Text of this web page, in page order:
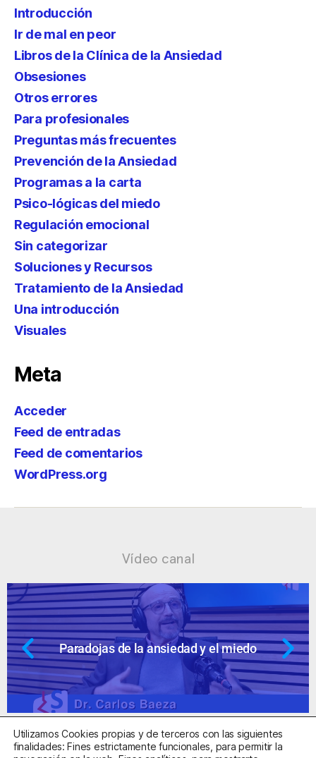
Introducción
Ir de mal en peor
Libros de la Clínica de la Ansiedad
Obsesiones
Otros errores
Para profesionales
Preguntas más frecuentes
Prevención de la Ansiedad
Programas a la carta
Psico-lógicas del miedo
Regulación emocional
Sin categorizar
Soluciones y Recursos
Tratamiento de la Ansiedad
Una introducción
Visuales
Meta
Acceder
Feed de entradas
Feed de comentarios
WordPress.org
Vídeo canal
y el miedo Ansiedad: supuestos
Utilizamos Cookies propias y de terceros con las siguientes
finalidades: Fines estrictamente funcionales, para permitir la